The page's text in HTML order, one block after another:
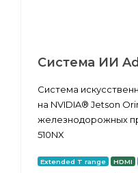
Система ИИ
Система
на NVIDIA® Jetson
железнодорожных
510NX
Extended T range HDMI